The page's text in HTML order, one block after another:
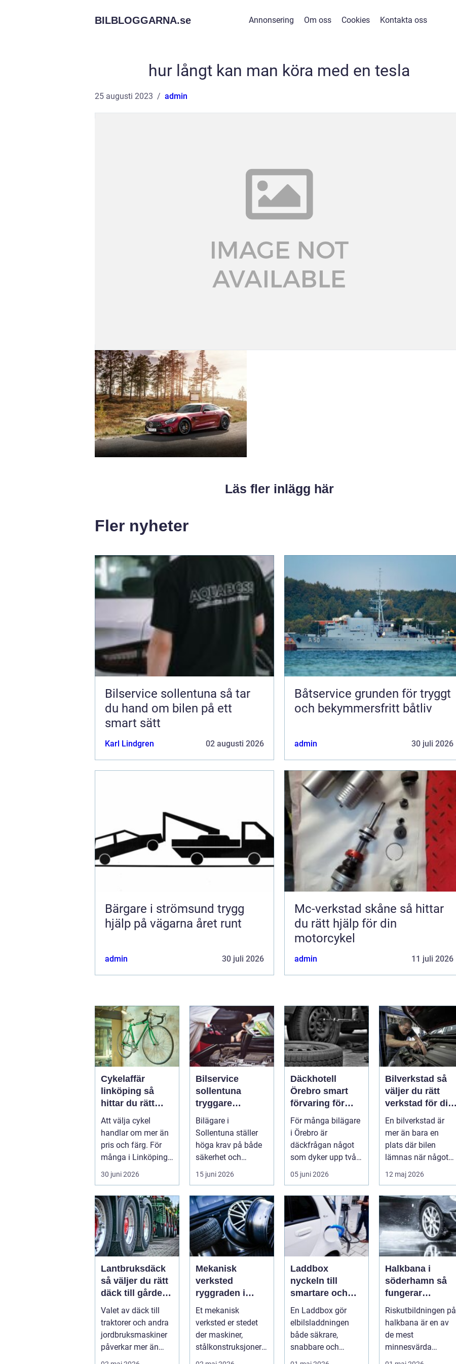
BILBLOGGARNA.se Annonsering Om oss Cookies Kontakta oss
hur långt kan man köra med en tesla
25 augusti 2023 admin
Läs fler inlägg här
Fler nyheter
Bilservice sollentuna så tar
du hand om bilen på ett
smart sätt
Karl Lindgren 02 augusti 2026
Båtservice grunden för tryggt
och bekymmersfritt båtliv
admin 30 juli 2026
Bärgare i strömsund trygg
hjälp på vägarna året runt
admin 30 juli 2026
Mc-verkstad skåne så hittar
du rätt hjälp för din
motorcykel
admin 11 juli 2026
Cykelaffär
linköping så
hittar du rätt
butik, cykel och
service
Att välja cykel
handlar om mer än
pris och färg. För
många i Linköping
har cykeln blivit en
viktig d...
30 juni 2026
Bilservice
sollentuna
tryggare
bilägande året
runt
Bilägare i
Sollentuna ställer
höga krav på både
säkerhet och
komfort. Vägarna
växlar mellan
motorväg...
15 juni 2026
Däckhotell
Örebro smart
förvaring för
säkrare
bilkörning
För många bilägare
i Örebro är
däckfrågan något
som dyker upp två
gånger per år och
mest känns som e...
05 juni 2026
Bilverkstad så
väljer du rätt
verkstad för din
bil
En bilverkstad är
mer än bara en
plats där bilen
lämnas när något
går sönder. Rätt
verkstad blir en ...
12 maj 2026
Lantbruksdäck
så väljer du rätt
däck till gårdens
maskiner
Valet av däck till
traktorer och andra
jordbruksmaskiner
påverkar mer än
många tror. Rätt
Mekanisk
verksted
ryggraden i
moderne
industri
Et mekanisk
verksted er stedet
der maskiner,
stålkonstruksjoner
og tekniske
Laddbox
nyckeln till
smartare och
tryggare
elbilsladdning
hemma
En Laddbox gör
elbilsladdningen
både säkrare,
snabbare och
billigare över tid. I
Halkbana i
söderhamn så
fungerar
riskutbildningen
och därför
spelar den roll
Riskutbildningen på
halkbana är en av
de mest
minnesvärda
delarna i vägen mot